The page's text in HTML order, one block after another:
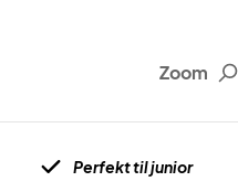
Zoom
Perfekt til junior